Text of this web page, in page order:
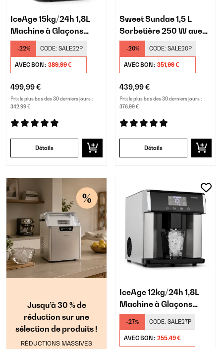
IceAge 15kg/24h 1,8L
Machine à Glaçons
Argent
-22% CODE: SALE22P
AVEC BON : 389,99 €
499,99 €
Prix le plus bas des 30 derniers jours :
342,99 €
Détails
Sweet Sundae 1,5 L
Sorbetière 250 W avec
compresseur, noire
-20% CODE: SALE20P
AVEC BON : 351,99 €
439,99 €
Prix le plus bas des 30 derniers jours :
376,99 €
Détails
Jusqu’à 30 % de
réduction sur une
sélection de produits !
RÉDUCTIONS MASSIVES
IceAge 12kg/24h 1,8L
Machine à Glaçons
Argent
-27% CODE: SALE27P
AVEC BON : 255,49 €